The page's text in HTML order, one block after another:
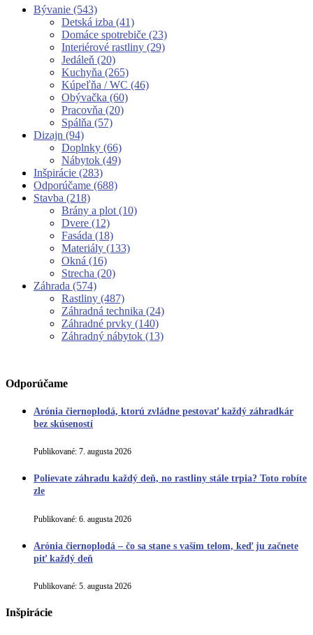
Bývanie (543)
Detská izba (41)
Domáce spotrebiče (23)
Interiérové rastliny (29)
Jedáleň (20)
Kuchyňa (265)
Kúpeľňa / WC (46)
Obývačka (60)
Pracovňa (20)
Spálňa (57)
Dizajn (94)
Doplnky (66)
Nábytok (49)
Inšpirácie (283)
Odporúčame (688)
Stavba (218)
Brány a plot (10)
Dvere (12)
Fasáda (18)
Materiály (133)
Okná (16)
Strecha (20)
Záhrada (574)
Rastliny (487)
Záhradná technika (24)
Záhradné prvky (140)
Záhradný nábytok (13)
Odporúčame
Arónia čiernoplodá, ktorú zvládne pestovať každý záhradkár
bez skúseností
Publikované: 7. augusta 2026
Polievate záhradu každý deň, no rastliny stále trpia? Toto robíte
zle
Publikované: 6. augusta 2026
Arónia čiernoplodá – čo sa stane s vaším telom, keď ju začnete
piť každý deň
Publikované: 5. augusta 2026
Inšpirácie